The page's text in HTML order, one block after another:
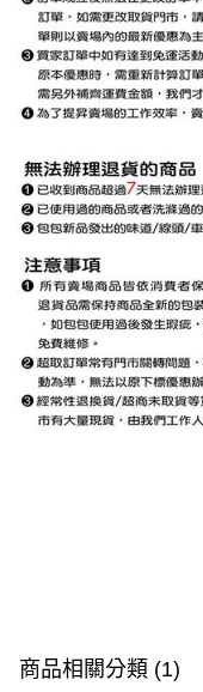
商品相關分類 (1)